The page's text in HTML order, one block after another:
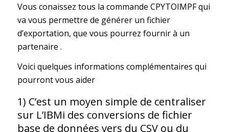
Vous conaissez tous la commande CPYTOIMPF qui
va vous permettre de générer un fichier
d’exportation, que vous pourrez fournir à un
partenaire .
Voici quelques informations complémentaires qui
pourront vous aider
1) C’est un moyen simple de centraliser
sur L’IBMi des conversions de fichier
base de données vers du CSV ou du